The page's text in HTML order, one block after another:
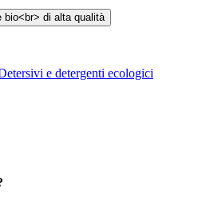
e detergenti ecologici